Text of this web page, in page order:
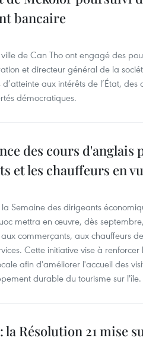
bancaire
de Can Tho ont engagé des
et directeur général de la
aux intérêts de l’État,
démocratiques.
des cours d'anglais
et les chauffeurs en
Semaine des dirigeants
mettra en œuvre, dès
commerçants, aux chauffeurs
Cette initiative vise à
afin d'améliorer l'accueil des
durable du tourisme sur l'île.
Résolution 21 mise